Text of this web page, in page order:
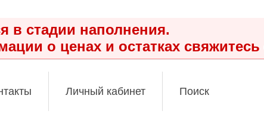
в стадии наполнения.
о ценах и остатках
Личный кабинет Поиск